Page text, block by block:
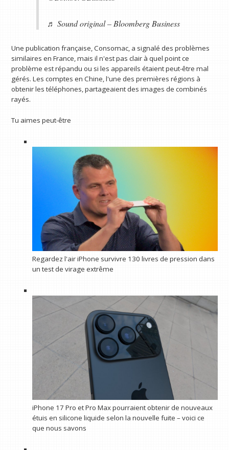
♬ Sound original – Bloomberg Business
Une publication française, Consomac, a signalé des problèmes
similaires en France, mais il n'est pas clair à quel point ce
problème est répandu ou si les appareils étaient peut-être mal
gérés. Les comptes en Chine, l'une des premières régions à
obtenir les téléphones, partageaient des images de combinés
rayés.
Tu aimes peut-être
Regardez l'air iPhone survivre 130 livres de pression dans
un test de virage extrême
iPhone 17 Pro et Pro Max pourraient obtenir de nouveaux
étuis en silicone liquide selon la nouvelle fuite – voici ce
que nous savons